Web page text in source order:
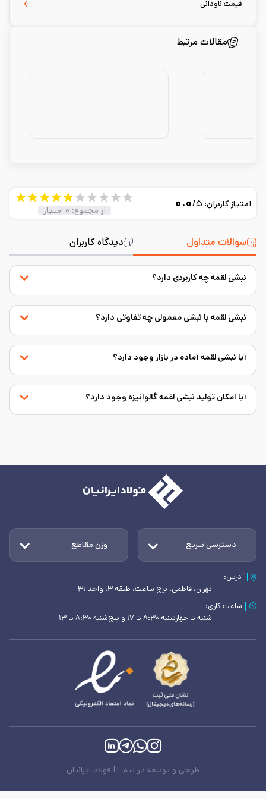
قیمت ناودانی
مقالات مرتبط
سوالات متداول دیدگاه کاربران
امتیاز کاربران: ۰.۰/۵
از مجموع: ۰ امتیاز
نبشی لقمه چه کاربردی دارد؟
نبشی لقمه با نبشی معمولی چه تفاوتی دارد؟
آیا نبشی لقمه آماده در بازار وجود دارد؟
آیا امکان تولید نبشی لقمه گالوانیزه وجود دارد؟
دسترسی سریع وزن مقاطع
آدرس:
تهران، فاطمی، برج ساعت، طبقه ۳، واحد ۳۱
ساعت کاری:
شنبه تا چهارشنبه ۸:۳۰ تا ۱۷ و پنج‌شنبه ۸:۳۰ تا ۱۳
طراحی و توسعه در تیم IT فولاد ایرانیان